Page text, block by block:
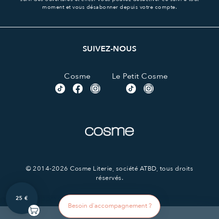
25 €
moment et vous désabonner depuis votre compte.
SUIVEZ-NOUS
Cosme Le Petit Cosme
© 2014-2026 Cosme Literie, société ATBD, tous droits
réservés.
Display SUPPORTED
Besoin d'accompagnement ?